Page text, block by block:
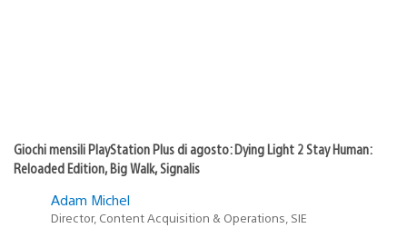
Giochi mensili PlayStation Plus di agosto: Dying Light 2 Stay Human:
Reloaded Edition, Big Walk, Signalis
Adam Michel
Director, Content Acquisition & Operations, SIE